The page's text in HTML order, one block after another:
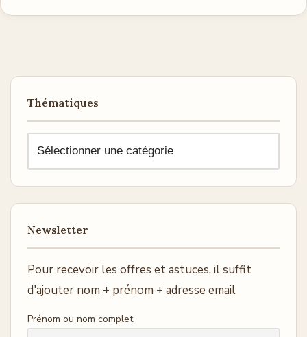
Thématiques
Newsletter
Pour recevoir les offres et astuces, il suffit
d'ajouter nom + prénom + adresse email
Prénom ou nom complet